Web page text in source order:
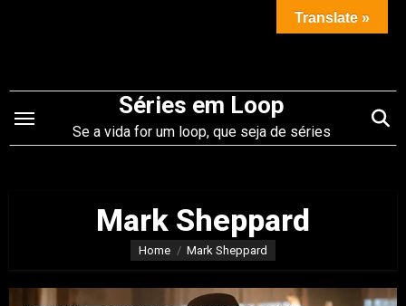
conteúdo
Séries em Loop
Se a vida for um loop, que seja de séries
Mark Sheppard
Home Mark Sheppard
Translate »